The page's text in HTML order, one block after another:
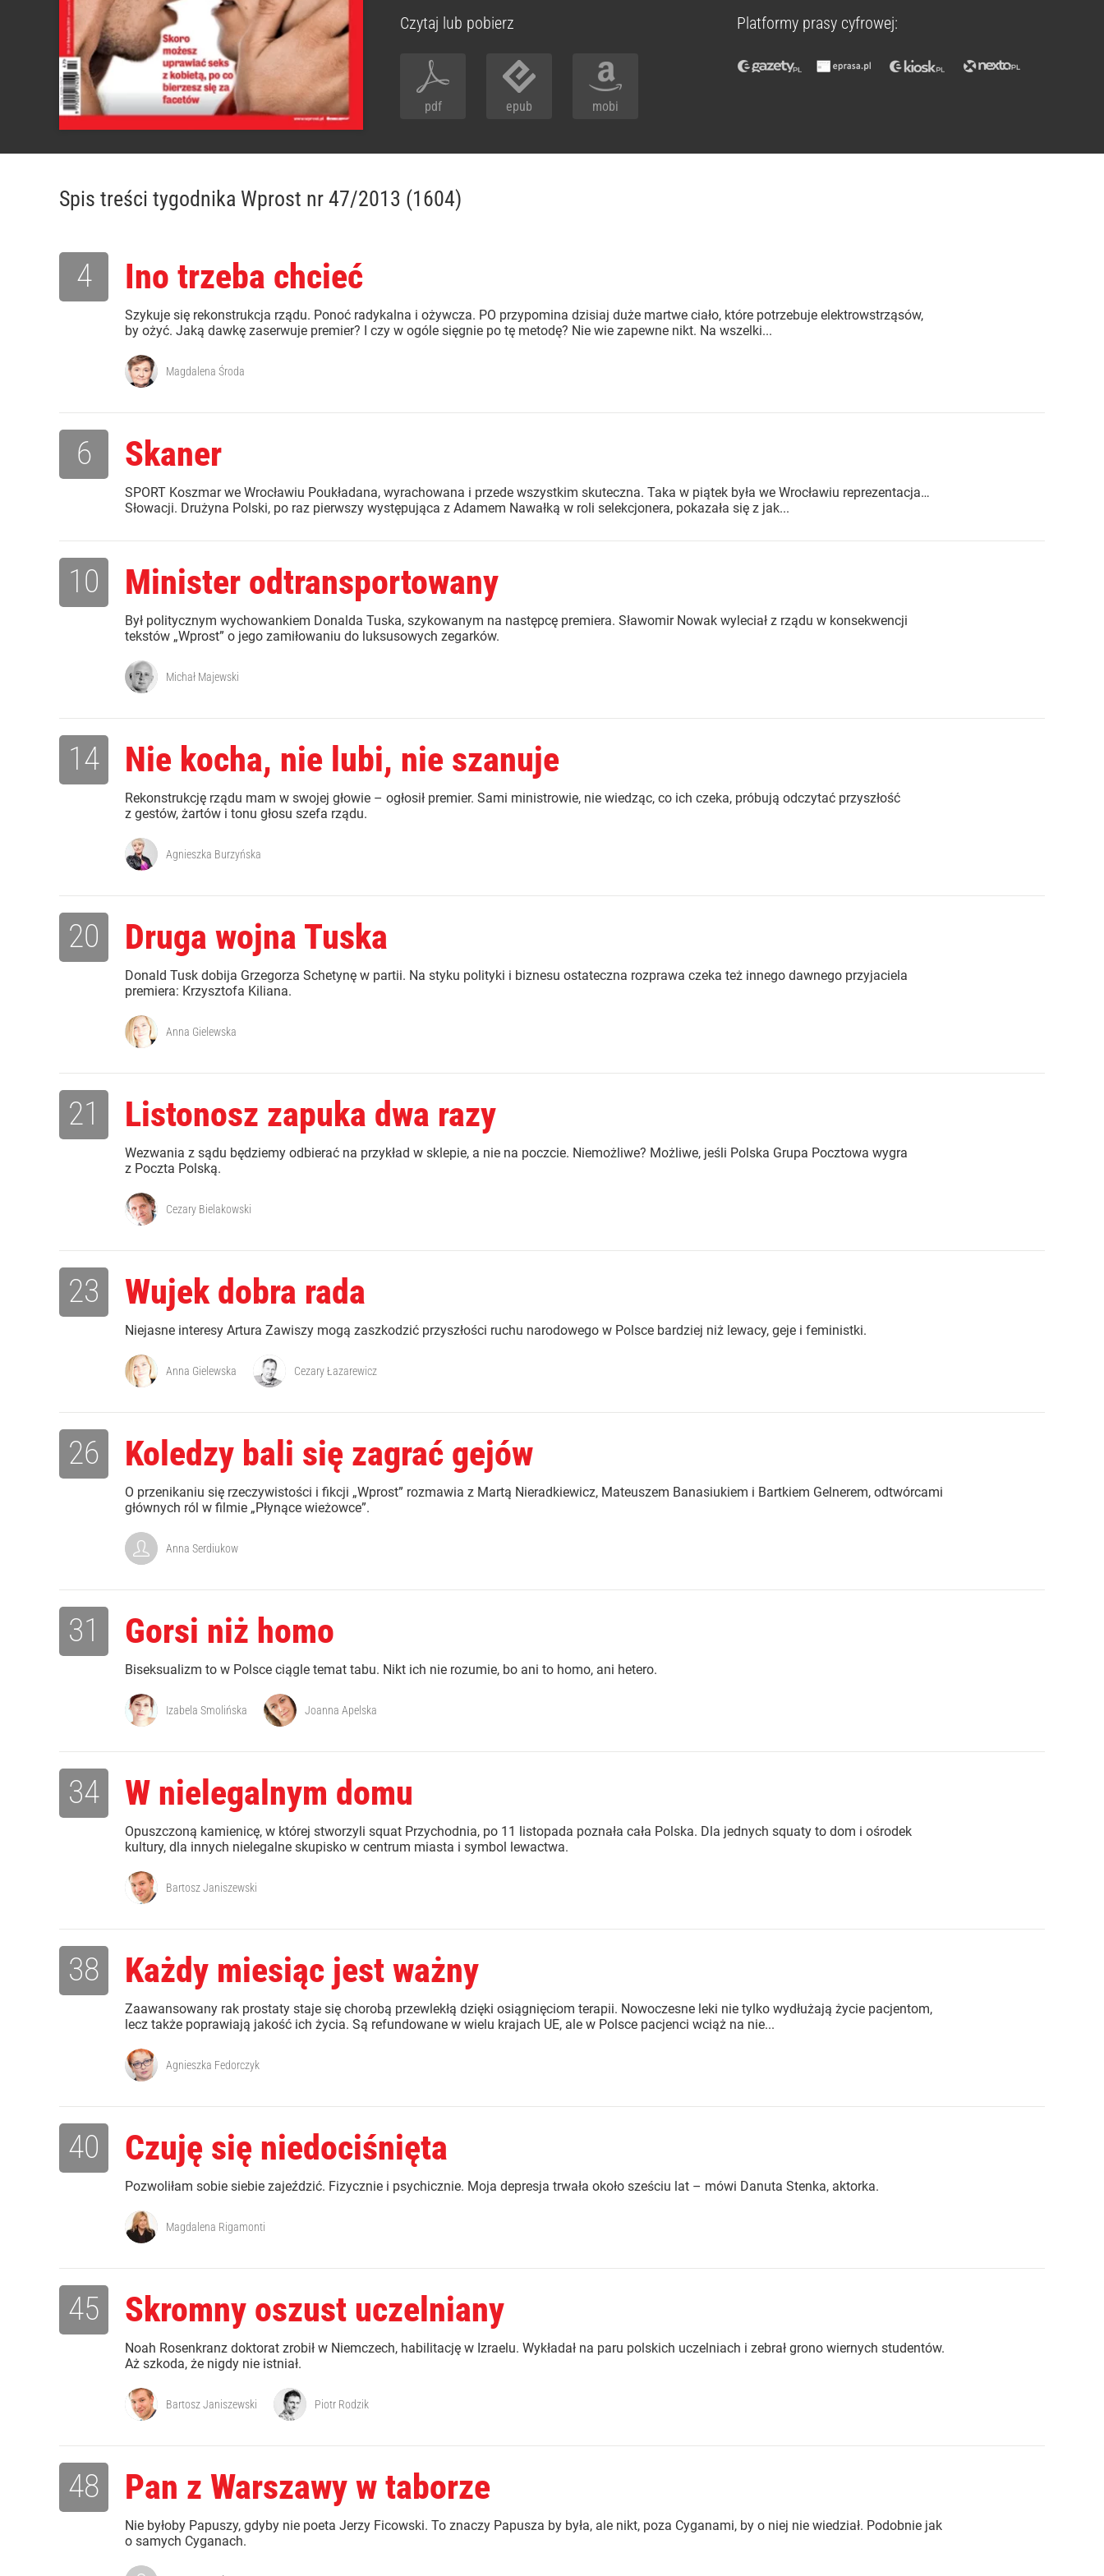
Czytaj lub pobierz
pdf epub mobi
Platformy prasy cyfrowej:
Spis treści tygodnika Wprost nr 47/2013 (1604)
Ino trzeba chcieć
Szykuje się rekonstrukcja rządu. Ponoć radykalna i ożywcza. PO przypomina dzisiaj duże martwe ciało, które potrzebuje elektrowstrząsów,
by ożyć. Jaką dawkę zaserwuje premier? I czy w ogóle sięgnie po tę metodę? Nie wie zapewne nikt. Na wszelki...
4
Magdalena Środa
Skaner
SPORT Koszmar we Wrocławiu Poukładana, wyrachowana i przede wszystkim skuteczna. Taka w piątek była we Wrocławiu reprezentacja…
Słowacji. Drużyna Polski, po raz pierwszy występująca z Adamem Nawałką w roli selekcjonera, pokazała się z jak...
6
Minister odtransportowany
Był politycznym wychowankiem Donalda Tuska, szykowanym na następcę premiera. Sławomir Nowak wyleciał z rządu w konsekwencji
tekstów „Wprost” o jego zamiłowaniu do luksusowych zegarków.
10
Michał Majewski
Nie kocha, nie lubi, nie szanuje
Rekonstrukcję rządu mam w swojej głowie – ogłosił premier. Sami ministrowie, nie wiedząc, co ich czeka, próbują odczytać przyszłość
z gestów, żartów i tonu głosu szefa rządu.
14
Agnieszka Burzyńska
Druga wojna Tuska
Donald Tusk dobija Grzegorza Schetynę w partii. Na styku polityki i biznesu ostateczna rozprawa czeka też innego dawnego przyjaciela
premiera: Krzysztofa Kiliana.
20
Anna Gielewska
Listonosz zapuka dwa razy
Wezwania z sądu będziemy odbierać na przykład w sklepie, a nie na poczcie. Niemożliwe? Możliwe, jeśli Polska Grupa Pocztowa wygra
z Poczta Polską.
21
Cezary Bielakowski
Wujek dobra rada
Niejasne interesy Artura Zawiszy mogą zaszkodzić przyszłości ruchu narodowego w Polsce bardziej niż lewacy, geje i feministki.
23
Anna Gielewska Cezary Łazarewicz
Koledzy bali się zagrać gejów
O przenikaniu się rzeczywistości i fikcji „Wprost” rozmawia z Martą Nieradkiewicz, Mateuszem Banasiukiem i Bartkiem Gelnerem, odtwórcami
głównych ról w filmie „Płynące wieżowce”.
26
Anna Serdiukow
Gorsi niż homo
Biseksualizm to w Polsce ciągle temat tabu. Nikt ich nie rozumie, bo ani to homo, ani hetero.
31
Izabela Smolińska Joanna Apelska
W nielegalnym domu
Opuszczoną kamienicę, w której stworzyli squat Przychodnia, po 11 listopada poznała cała Polska. Dla jednych squaty to dom i ośrodek
kultury, dla innych nielegalne skupisko w centrum miasta i symbol lewactwa.
34
Bartosz Janiszewski
Każdy miesiąc jest ważny
Zaawansowany rak prostaty staje się chorobą przewlekłą dzięki osiągnięciom terapii. Nowoczesne leki nie tylko wydłużają życie pacjentom,
lecz także poprawiają jakość ich życia. Są refundowane w wielu krajach UE, ale w Polsce pacjenci wciąż na nie...
38
Agnieszka Fedorczyk
Czuję się niedociśnięta
Pozwoliłam sobie siebie zajeździć. Fizycznie i psychicznie. Moja depresja trwała około sześciu lat – mówi Danuta Stenka, aktorka.
40
Magdalena Rigamonti
Skromny oszust uczelniany
Noah Rosenkranz doktorat zrobił w Niemczech, habilitację w Izraelu. Wykładał na paru polskich uczelniach i zebrał grono wiernych studentów.
Aż szkoda, że nigdy nie istniał.
45
Bartosz Janiszewski Piotr Rodzik
Pan z Warszawy w taborze
Nie byłoby Papuszy, gdyby nie poeta Jerzy Ficowski. To znaczy Papusza by była, ale nikt, poza Cyganami, by o niej nie wiedział. Podobnie jak
o samych Cyganach.
48